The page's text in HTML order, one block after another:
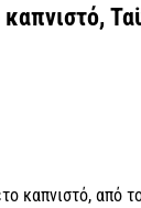
καπνιστό, από